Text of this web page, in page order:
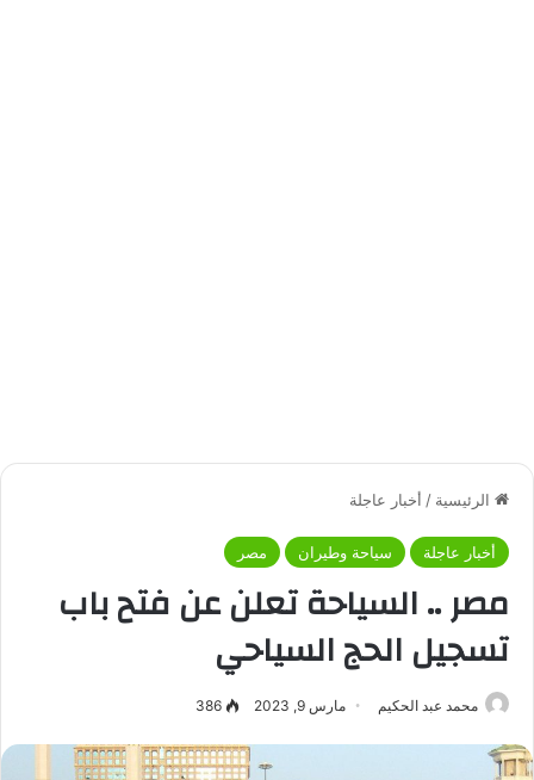
الرئيسية / أخبار عاجلة
أخبار عاجلة سياحة وطيران مصر
مصر .. السياحة تعلن عن فتح باب
تسجيل الحج السياحي
محمد عبد الحكيم مارس 9, 2023 386